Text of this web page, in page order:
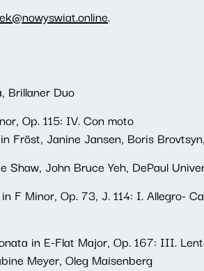
.
Brillaner Duo
Op. 115: IV. Con moto
Fröst, Janine Jansen, Boris
John Bruce Yeh, DePaul
F Minor, Op. 73, J. 114: I. Allegro-
in E-Flat Major, Op. 167: III.
Meyer, Oleg Maisenberg